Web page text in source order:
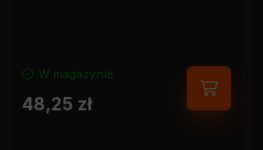
W magazynie
48,25 zł